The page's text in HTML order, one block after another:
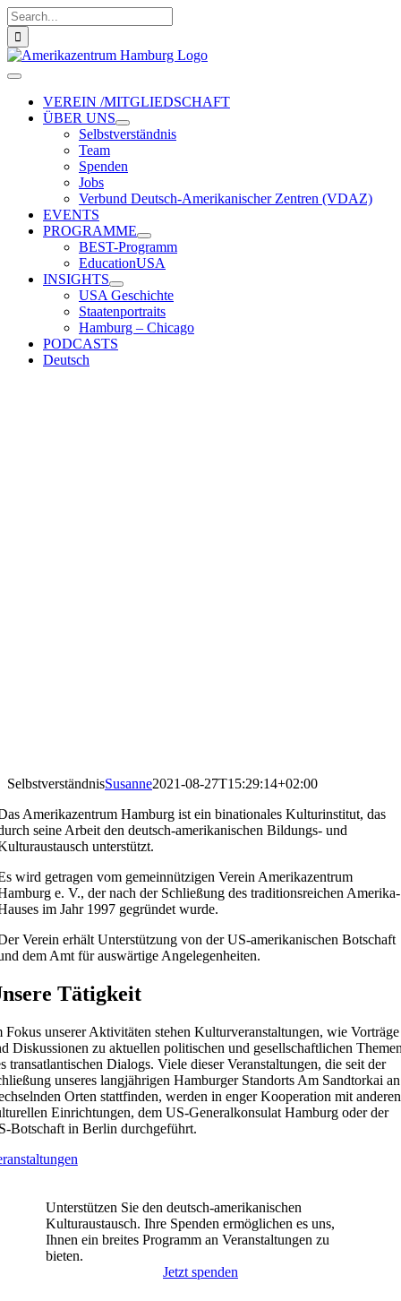
Zum
Inhalt
springen
Suche
nach:
Toggle
NavigationVEREIN /MITGLIEDSCHAFT
ÜBER UNS
Selbstverständnis
Team
Spenden
Jobs
Verbund Deutsch-Amerikanischer Zentren (VDAZ)
EVENTS
PROGRAMME
BEST-Programm
EducationUSA
INSIGHTS
USA Geschichte
Staatenportraits
Hamburg – Chicago
PODCASTS
Deutsch
SelbstverständnisSusanne2021-08-27T15:29:14+02:00
Amerikazentrum Hamburg ist ein binationales Kulturinstitut, das
seine Arbeit den deutsch-amerikanischen Bildungs- und
unterstützt.
wird getragen vom gemeinnützigen Verein Amerikazentrum
e. V., der nach der Schließung des traditionsreichen Amerika-
im Jahr 1997 gegründet wurde.
Verein erhält Unterstützung von der US-amerikanischen Botschaft
dem Amt für auswärtige Angelegenheiten.
Tätigkeit
Fokus unserer Aktivitäten stehen Kulturveranstaltungen, wie Vorträge
Diskussionen zu aktuellen politischen und gesellschaftlichen
transatlantischen Dialogs. Viele dieser Veranstaltungen, die seit der
unseres langjährigen Hamburger Standorts Am Sandtorkai an
Orten stattfinden, werden in enger Kooperation mit anderen
Einrichtungen, dem US-Generalkonsulat Hamburg oder der
Botschaft in Berlin durchgeführt.
Unterstützen Sie den deutsch-amerikanischen
Kulturaustausch. Ihre Spenden ermöglichen es uns,
Ihnen ein breites Programm an Veranstaltungen zu
bieten.
Jetzt spenden